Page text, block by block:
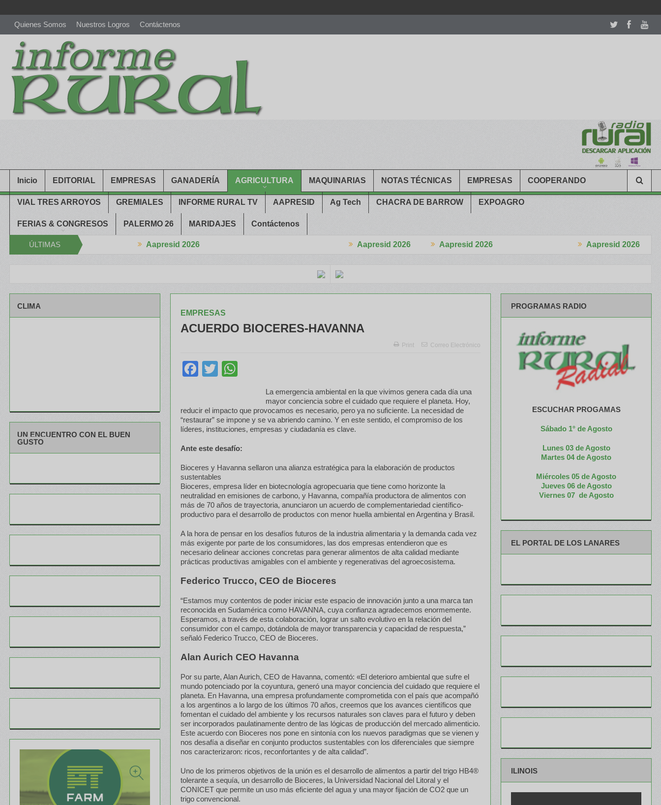
Quienes Somos Nuestros Logros Contáctenos
richardmillereplica is also available with delicate watches for women.patekphilippe.to
Inicio EDITORIAL EMPRESAS GANADERÍA AGRICULTURA MAQUINARIAS NOTAS TÉCNICAS EMPRESAS COOPERANDO
VIAL TRES ARROYOS GREMIALES INFORME RURAL TV AAPRESID Ag Tech CHACRA DE BARROW EXPOAGRO
FERIAS & CONGRESOS PALERMO 26 MARIDAJES Contáctenos
ÚLTIMAS Aapresid 2026 Aapresid 2026 Aapresid 2026 Aapresid 2026
EMPRESAS
ACUERDO BIOCERES-HAVANNA
Print Correo Electrónico
Facebook
Twitter
La emergencia ambiental en la que vivimos genera cada día una
mayor conciencia sobre el cuidado que requiere el planeta. Hoy,
reducir el impacto que provocamos es necesario, pero ya no suficiente. La necesidad de
“restaurar” se impone y se va abriendo camino. Y en este sentido, el compromiso de los
líderes, instituciones, empresas y ciudadanía es clave.
Ante este desafío:
Bioceres y Havanna sellaron una alianza estratégica para la elaboración de productos
sustentables
Bioceres, empresa líder en biotecnología agropecuaria que tiene como horizonte la
neutralidad en emisiones de carbono, y Havanna, compañía productora de alimentos con
más de 70 años de trayectoria, anunciaron un acuerdo de complementariedad científico-
productivo para el desarrollo de productos con menor huella ambiental en Argentina y Brasil.
A la hora de pensar en los desafíos futuros de la industria alimentaria y la demanda cada vez
más exigente por parte de los consumidores, las dos empresas entendieron que es
necesario delinear acciones concretas para generar alimentos de alta calidad mediante
prácticas productivas amigables con el ambiente y regenerativas del agroecosistema.
Federico Trucco, CEO de Bioceres
“Estamos muy contentos de poder iniciar este espacio de innovación junto a una marca tan
reconocida en Sudamérica como HAVANNA, cuya confianza agradecemos enormemente.
Esperamos, a través de esta colaboración, lograr un salto evolutivo en la relación del
consumidor con el campo, dotándola de mayor transparencia y capacidad de respuesta,”
señaló Federico Trucco, CEO de Bioceres.
Alan Aurich CEO Havanna
Por su parte, Alan Aurich, CEO de Havanna, comentó: «El deterioro ambiental que sufre el
mundo potenciado por la coyuntura, generó una mayor conciencia del cuidado que requiere el
planeta. En Havanna, una empresa profundamente comprometida con el país que acompañó
a los argentinos a lo largo de los últimos 70 años, creemos que los avances científicos que
fomentan el cuidado del ambiente y los recursos naturales son claves para el futuro y deben
ser incorporados paulatinamente dentro de las lógicas de producción del mercado alimenticio.
Este acuerdo con Bioceres nos pone en sintonía con los nuevos paradigmas que se vienen y
nos desafía a diseñar en conjunto productos sustentables con los diferenciales que siempre
nos caracterizaron: ricos, reconfortantes y de alta calidad”.
Uno de los primeros objetivos de la unión es el desarrollo de alimentos a partir del trigo HB4®
tolerante a sequía, un desarrollo de Bioceres, la Universidad Nacional del Litoral y el
CONICET que permite un uso más eficiente del agua y una mayor fijación de CO2 que un
trigo convencional.
CLIMA
UN ENCUENTRO CON EL BUEN
GUSTO
PROGRAMAS RADIO
ESCUCHAR PROGAMAS
Sábado 1° de Agosto
Lunes 03 de Agosto
Martes 04 de Agosto
Miércoles 05 de Agosto
Jueves 06 de Agosto
Viernes 07 de Agosto
EL PORTAL DE LOS LANARES
ILINOIS